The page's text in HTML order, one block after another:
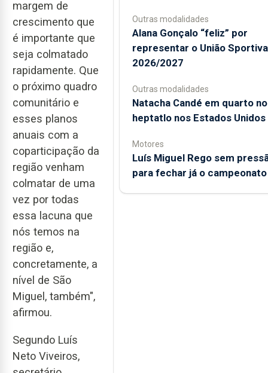
margem de
crescimento que
é importante que
seja colmatado
rapidamente. Que
o próximo quadro
comunitário e
esses planos
anuais com a
coparticipação da
região venham
colmatar de uma
vez por todas
essa lacuna que
nós temos na
região e,
concretamente, a
nível de São
Miguel, também",
afirmou.
Segundo Luís
Neto Viveiros,
Outras modalidades
Alana Gonçalo “feliz” por
representar o União
2026/2027
Outras modalidades
Natacha Candé em quarto no
heptatlo nos Estados Unidos
Motores
Luís Miguel Rego sem
para fechar já o campeonato